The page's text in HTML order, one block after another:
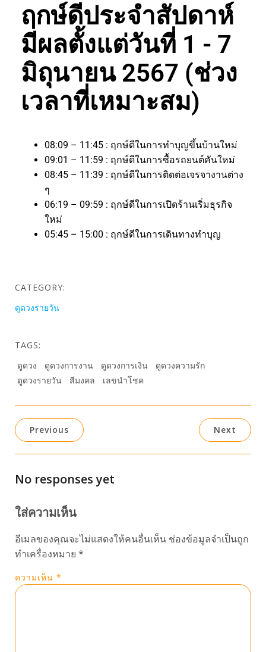
ฤกษ์ดีประจำสัปดาห์
มีผลตั้งแต่วันที่ 1 - 7
มิถุนายน 2567 (ช่วง
เวลาที่เหมาะสม)
08:09 – 11:45 : ฤกษ์ดีในการทำบุญขึ้นบ้านใหม่
09:01 – 11:59 : ฤกษ์ดีในการซื้อรถยนต์คันใหม่
08:45 – 11:39 : ฤกษ์ดีในการติดต่อเจรจางานต่าง
ๆ
06:19 – 09:59 : ฤกษ์ดีในการเปิดร้านเริ่มธุรกิจ
ใหม่
05:45 – 15:00 : ฤกษ์ดีในการเดินทางทำบุญ
CATEGORY:
ดูดวงรายวัน
TAGS:
ดูดวง
ดูดวงการงาน ดูดวงการเงิน
ดูดวงความรัก
ดูดวงรายวัน
สีมงคล เลขนำโชค
Previous Next
No responses yet
ใส่ความเห็น
อีเมลของคุณจะไม่แสดงให้คนอื่นเห็น ช่องข้อมูลจำเป็นถูก
ทำเครื่องหมาย *
ความเห็น *